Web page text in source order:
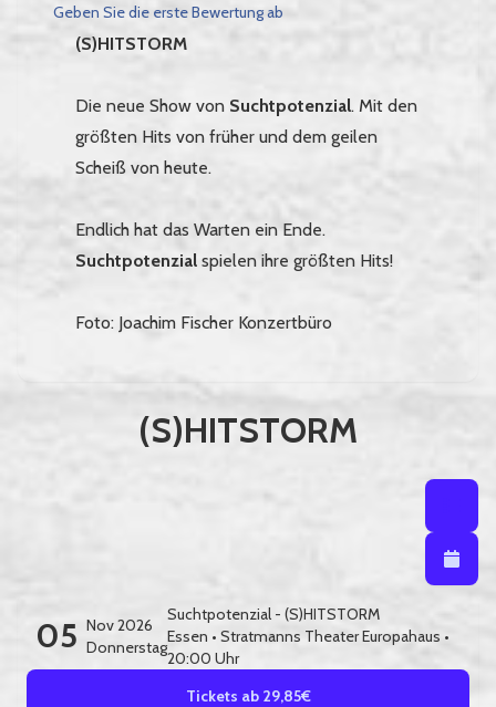
Geben Sie die erste Bewertung ab
(S)HITSTORM
Die neue Show von Suchtpotenzial. Mit den
größten Hits von früher und dem geilen
Scheiß von heute.
Endlich hat das Warten ein Ende.
Suchtpotenzial spielen ihre größten Hits!
Foto: Joachim Fischer Konzertbüro
(S)HITSTORM
05 Nov 2026
Donnerstag
Suchtpotenzial - (S)HITSTORM
Essen • Stratmanns Theater Europahaus •
20:00 Uhr
Tickets ab 29,85€